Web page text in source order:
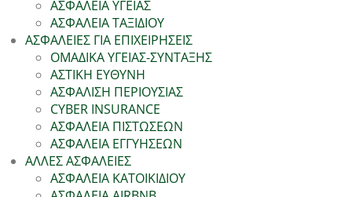
ΑΣΦΑΛΕΙΑ ΥΓΕΙΑΣ
ΑΣΦΑΛΕΙΑ ΤΑΞΙΔΙΟΥ
ΑΣΦΑΛΕΙΕΣ ΓΙΑ ΕΠΙΧΕΙΡΗΣΕΙΣ
ΟΜΑΔΙΚΑ ΥΓΕΙΑΣ-ΣΥΝΤΑΞΗΣ
ΑΣΤΙΚΗ ΕΥΘΥΝΗ
ΑΣΦΑΛΙΣΗ ΠΕΡΙΟΥΣΙΑΣ
CYBER INSURANCE
ΑΣΦΑΛΕΙΑ ΠΙΣΤΩΣΕΩΝ
ΑΣΦΑΛΕΙΑ ΕΓΓΥΗΣΕΩΝ
ΑΛΛΕΣ ΑΣΦΑΛΕΙΕΣ
ΑΣΦΑΛΕΙΑ ΚΑΤΟΙΚΙΔΙΟΥ